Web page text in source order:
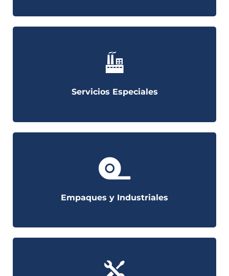
Servicios Especiales
Empaques y Industriales